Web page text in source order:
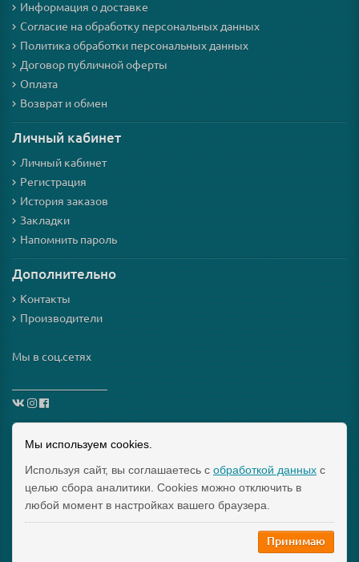
Информация о доставке
Согласие на обработку персональных данных
Политика обработки персональных данных
Договор публичной оферты
Оплата
Возврат и обмен
Личный кабинет
Личный кабинет
Регистрация
История заказов
Закладки
Напомнить пароль
Дополнительно
Контакты
Производители
Мы в соц.сетях
_________________
Схема проезда
Интернет-магазин мезороллеров и косметики для них
"Mezoroller-Info" © 2015-2019 МЕЗОРОЛЛЕР – ТВОЙ
ДОМАШНИЙ КОСМЕТОЛОГ!
Мы используем cookies.
Используя сайт, вы соглашаетесь с обработкой данных с
целью сбора аналитики. Cookies можно отключить в
любой момент в настройках вашего браузера.
Принимаю